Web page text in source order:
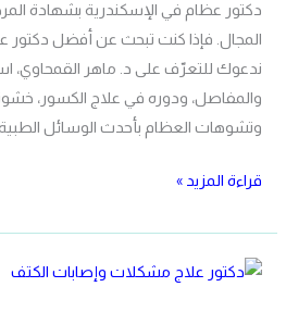
دكتور عظام في الإسكندرية بشهادة
المجال. فإذا كنت تبحث عن أفضل دكتور
ندعوك للتعرّف على د. ماهر القمحاوي،
والمفاصل، ودوره في علاج الكسور،
وتشوهات العظام بأحدث الوسائل
ثقة،
نتائج
قراءة المزيد »
دكتور